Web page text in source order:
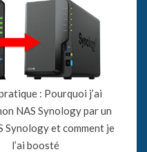
: Pourquoi j’ai
NAS Synology par un
Synology et comment je
l’ai boosté